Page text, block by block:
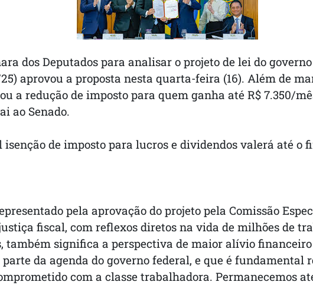
dos Deputados para analisar o projeto de lei do
aprovou a proposta nesta quarta-feira (16). Além de
a redução de imposto para quem ganha até R$ 7.350/
ao Senado.
de imposto para lucros e dividendos valerá até o
pela aprovação do projeto pela Comissão
fiscal, com reflexos diretos na vida de milhões de
também significa a perspectiva de maior alívio
da agenda do governo federal, e que é fundamental
com a classe trabalhadora. Permanecemos